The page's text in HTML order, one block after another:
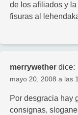
de los afiliados y
fisuras al
merrywether dice:
mayo 20, 2008 a las
Por desgracia hay
consignas,